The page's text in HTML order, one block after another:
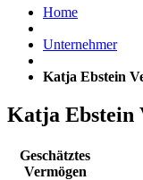
Home
Unternehmer
Katja Ebstein
Katja Ebstein
Geschätztes
Vermögen